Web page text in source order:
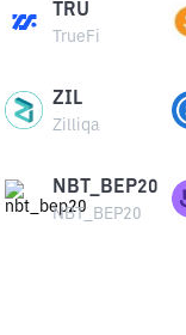
TRU
TrueFi
ZIL
Zilliqa
NBT_BEP20
NBT_BEP20